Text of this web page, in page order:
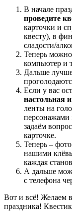
В начале
проведите
карточки и
квесту), в
сладости/
Теперь можно
компьютер и
Дальше
Если у вас
настольная
ленты на
персонажами
задаём
карточке.
Теперь –
нашими
каждая
А дальше
с телефона
Вот и всё! Желаем
праздника!